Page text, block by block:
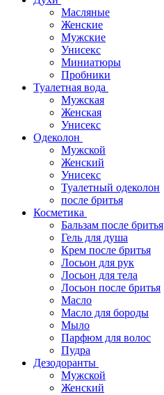
Масляные
Женские
Мужские
Унисекс
Миниатюры
Пробники
Туалетная вода
Мужская
Женская
Унисекс
Одеколон
Мужской
Женский
Унисекс
Туалетный одеколон
после бритья
Косметика
Бальзам после бритья
Гель для душа
Крем после бритья
Лосьон для рук
Лосьон для тела
Лосьон после бритья
Масло
Масло для бороды
Мыло
Парфюм для волос
Пудра
Дезодоранты
Мужской
Женский